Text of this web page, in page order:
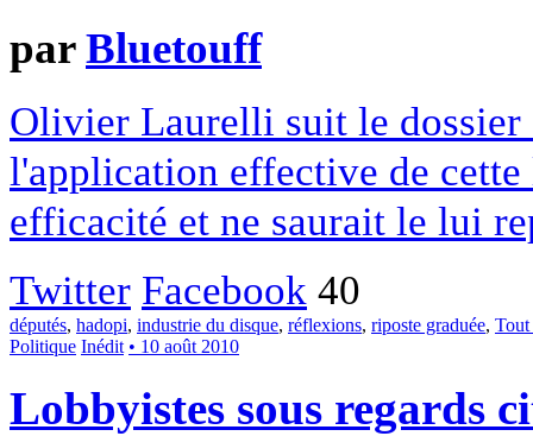
parBluetouff
Olivier Laurelli suit le dossier
l'application effective de
efficacité et ne saurait le lui
Twitter Facebook 40
députés, hadopi, industrie du disque, réflexions, riposte graduée, Tout
Politique Inédit • 10 août 2010
Lobbyistes sous regards